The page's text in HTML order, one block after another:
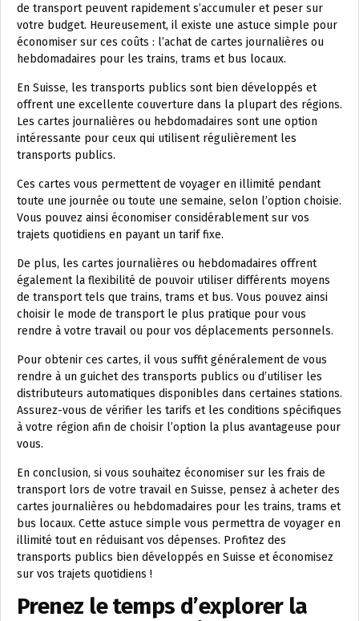
de transport peuvent rapidement s’accumuler et peser sur
votre budget. Heureusement, il existe une astuce simple pour
économiser sur ces coûts : l’achat de cartes journalières ou
hebdomadaires pour les trains, trams et bus locaux.
En Suisse, les transports publics sont bien développés et
offrent une excellente couverture dans la plupart des régions.
Les cartes journalières ou hebdomadaires sont une option
intéressante pour ceux qui utilisent régulièrement les
transports publics.
Ces cartes vous permettent de voyager en illimité pendant
toute une journée ou toute une semaine, selon l’option choisie.
Vous pouvez ainsi économiser considérablement sur vos
trajets quotidiens en payant un tarif fixe.
De plus, les cartes journalières ou hebdomadaires offrent
également la flexibilité de pouvoir utiliser différents moyens
de transport tels que trains, trams et bus. Vous pouvez ainsi
choisir le mode de transport le plus pratique pour vous
rendre à votre travail ou pour vos déplacements personnels.
Pour obtenir ces cartes, il vous suffit généralement de vous
rendre à un guichet des transports publics ou d’utiliser les
distributeurs automatiques disponibles dans certaines stations.
Assurez-vous de vérifier les tarifs et les conditions spécifiques
à votre région afin de choisir l’option la plus avantageuse pour
vous.
En conclusion, si vous souhaitez économiser sur les frais de
transport lors de votre travail en Suisse, pensez à acheter des
cartes journalières ou hebdomadaires pour les trains, trams et
bus locaux. Cette astuce simple vous permettra de voyager en
illimité tout en réduisant vos dépenses. Profitez des
transports publics bien développés en Suisse et économisez
sur vos trajets quotidiens !
Prenez le temps d’explorer la